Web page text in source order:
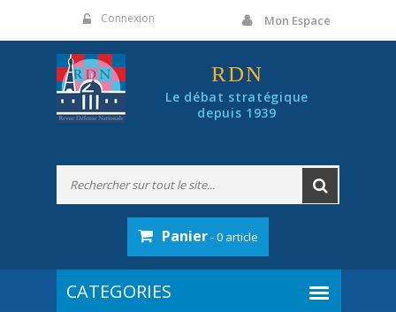
Connexion Mon Espace
RDN
Le débat stratégique
depuis 1939
Panier- 0 article